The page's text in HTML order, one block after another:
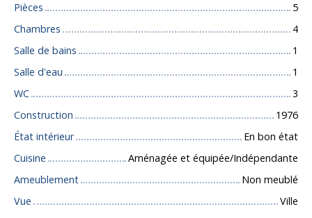
Pièces
5
Chambres
4
Salle de bains
1
Salle d'eau
1
WC
3
Construction
1976
État intérieur
En bon état
Cuisine
Aménagée et équipée/Indépendante
Ameublement
Non meublé
Vue
Ville